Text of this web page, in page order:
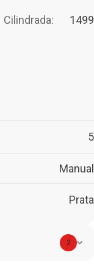
Cilindrada: 1499
5
Manual
Prata
2